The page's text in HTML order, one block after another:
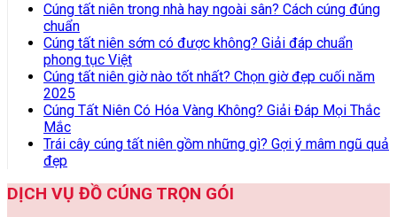
Cúng tất niên trong nhà hay ngoài sân? Cách cúng đúng
chuẩn
Cúng tất niên sớm có được không? Giải đáp chuẩn
phong tục Việt
Cúng tất niên giờ nào tốt nhất? Chọn giờ đẹp cuối năm
2025
Cúng Tất Niên Có Hóa Vàng Không? Giải Đáp Mọi Thắc
Mắc
Trái cây cúng tất niên gồm những gì? Gợi ý mâm ngũ quả
đẹp
DỊCH VỤ ĐỒ CÚNG TRỌN GÓI